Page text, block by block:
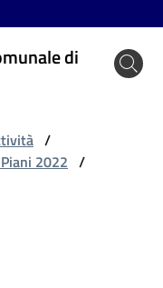
di
/
2022 /